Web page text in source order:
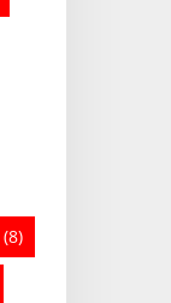
(8)